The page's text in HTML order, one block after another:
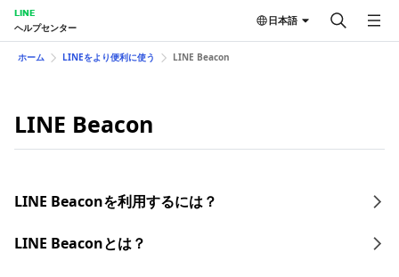
LINE
ヘルプセンター
日本語
ホーム LINEをより便利に使う LINE Beacon
LINE Beacon
LINE Beaconを利用するには？
LINE Beaconとは？